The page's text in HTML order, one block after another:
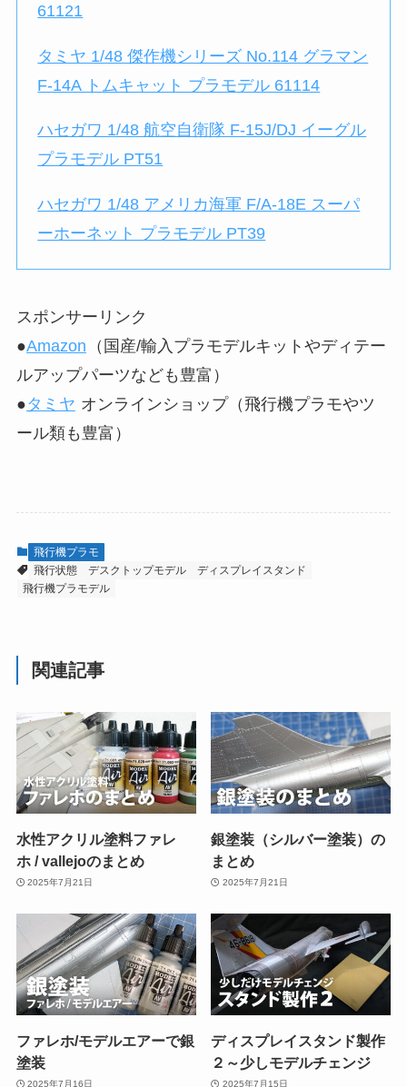
61121
タミヤ 1/48 傑作機シリーズ No.114 グラマン
F-14A トムキャット プラモデル 61114
ハセガワ 1/48 航空自衛隊 F-15J/DJ イーグル
プラモデル PT51
ハセガワ 1/48 アメリカ海軍 F/A-18E スーパ
ーホーネット プラモデル PT39
スポンサーリンク
●Amazon （国産/輸入プラモデルキットやディテー
ルアップパーツなども豊富）
●タミヤ オンラインショップ（飛行機プラモやツ
ール類も豊富）
飛行機プラモ
飛行状態
デスクトップモデル
ディスプレイスタンド
飛行機プラモデル
関連記事
水性アクリル塗料ファレ
ホ / vallejoのまとめ
2025年7月21日
銀塗装（シルバー塗装）の
まとめ
2025年7月21日
ファレホ/モデルエアーで銀
塗装
2025年7月16日
ディスプレイスタンド製作
２～少しモデルチェンジ
2025年7月15日